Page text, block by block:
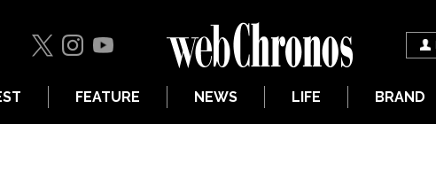
FEATURE NEWS LIFE BRAND